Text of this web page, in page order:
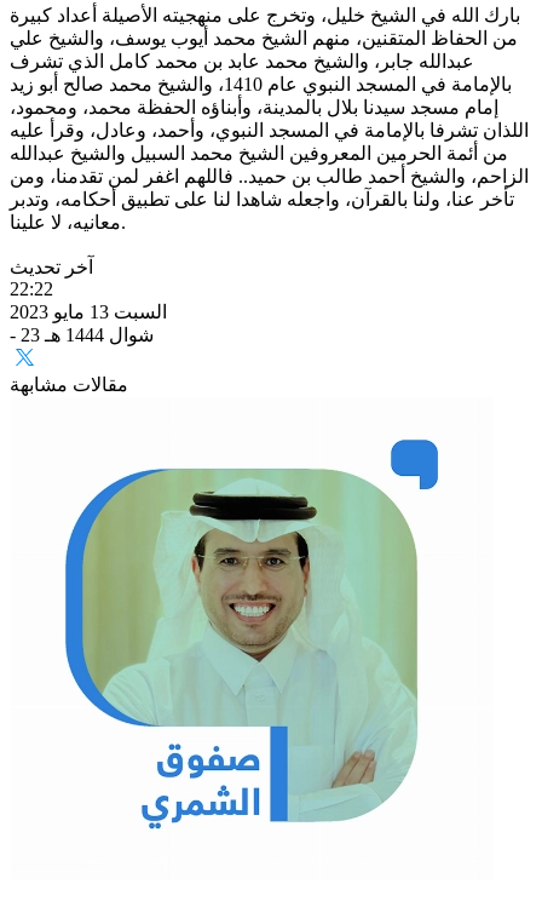
بارك الله في الشيخ خليل، وتخرج على منهجيته الأصيلة أعداد كبيرة
من الحفاظ المتقنين، منهم الشيخ محمد أيوب يوسف، والشيخ علي
عبدالله جابر، والشيخ محمد عابد بن محمد كامل الذي تشرف
بالإمامة في المسجد النبوي عام 1410، والشيخ محمد صالح أبو زيد
إمام مسجد سيدنا بلال بالمدينة، وأبناؤه الحفظة محمد، ومحمود،
اللذان تشرفا بالإمامة في المسجد النبوي، وأحمد، وعادل، وقرأ عليه
من أئمة الحرمين المعروفين الشيخ محمد السبيل والشيخ عبدالله
الزاحم، والشيخ أحمد طالب بن حميد.. فاللهم اغفر لمن تقدمنا، ومن
تأخر عنا، ولنا بالقرآن، واجعله شاهدا لنا على تطبيق أحكامه، وتدبر
معانيه، لا علينا.
آخر تحديث
22:22
السبت 13 مايو 2023
- 23 شوال 1444 هـ
مقالات مشابهة